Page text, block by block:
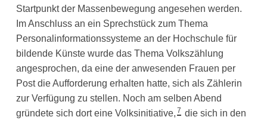
Startpunkt der Massenbewegung angesehen werden.
Im Anschluss an ein Sprechstück zum Thema
Personalinformationssysteme an der Hochschule für
bildende Künste wurde das Thema Volkszählung
angesprochen, da eine der anwesenden Frauen per
Post die Aufforderung erhalten hatte, sich als Zählerin
zur Verfügung zu stellen. Noch am selben Abend
gründete sich dort eine Volksinitiative, 7 die sich in den